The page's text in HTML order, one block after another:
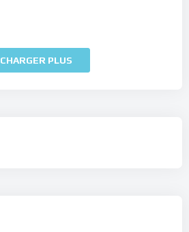
CHARGER PLUS